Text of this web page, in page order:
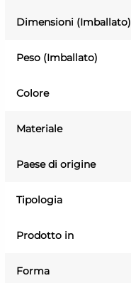
Dimensioni (Imballato)
Peso (Imballato)
Colore
Materiale
Paese di origine
Tipologia
Prodotto in
Forma